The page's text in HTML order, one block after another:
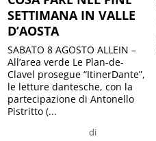
SETTIMANA IN VALLE
D’AOSTA
di
SABATO 8 AGOSTO ALLEIN –
All’area verde Le Plan-de-
Clavel prosegue “ItinerDante”,
le letture dantesche, con la
partecipazione di Antonello
Pistritto (...